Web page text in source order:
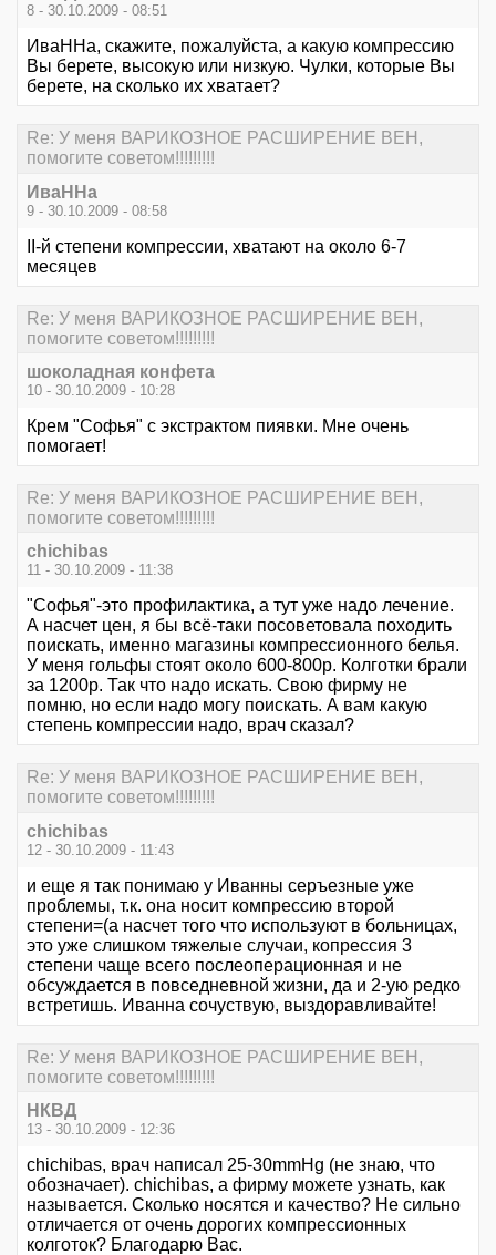
8 - 30.10.2009 - 08:51
ИваННа, скажите, пожалуйста, а какую компрессию
Вы берете, высокую или низкую. Чулки, которые Вы
берете, на сколько их хватает?
Re: У меня ВАРИКОЗНОЕ РАСШИРЕНИЕ ВЕН,
помогите советом!!!!!!!!!
ИваННа
9 - 30.10.2009 - 08:58
II-й степени компрессии, хватают на около 6-7
месяцев
Re: У меня ВАРИКОЗНОЕ РАСШИРЕНИЕ ВЕН,
помогите советом!!!!!!!!!
шоколадная конфета
10 - 30.10.2009 - 10:28
Крем "Софья" с экстрактом пиявки. Мне очень
помогает!
Re: У меня ВАРИКОЗНОЕ РАСШИРЕНИЕ ВЕН,
помогите советом!!!!!!!!!
chichibas
11 - 30.10.2009 - 11:38
"Софья"-это профилактика, а тут уже надо лечение.
А насчет цен, я бы всё-таки посоветовала походить
поискать, именно магазины компрессионного белья.
У меня гольфы стоят около 600-800р. Колготки брали
за 1200р. Так что надо искать. Свою фирму не
помню, но если надо могу поискать. А вам какую
степень компрессии надо, врач сказал?
Re: У меня ВАРИКОЗНОЕ РАСШИРЕНИЕ ВЕН,
помогите советом!!!!!!!!!
chichibas
12 - 30.10.2009 - 11:43
и еще я так понимаю у Иванны серъезные уже
проблемы, т.к. она носит компрессию второй
степени=(а насчет того что используют в больницах,
это уже слишком тяжелые случаи, копрессия 3
степени чаще всего послеоперационная и не
обсуждается в повседневной жизни, да и 2-ую редко
встретишь. Иванна сочуствую, выздоравливайте!
Re: У меня ВАРИКОЗНОЕ РАСШИРЕНИЕ ВЕН,
помогите советом!!!!!!!!!
НКВД
13 - 30.10.2009 - 12:36
chichibas, врач написал 25-30mmHg (не знаю, что
обозначает). chichibas, а фирму можете узнать, как
называется. Сколько носятся и качество? Не сильно
отличается от очень дорогих компрессионных
колготок? Благодарю Вас.